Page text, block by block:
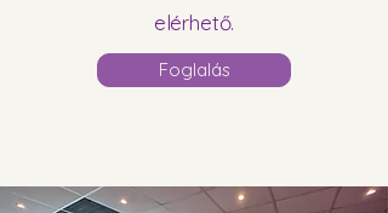
elérhető.
Foglalás